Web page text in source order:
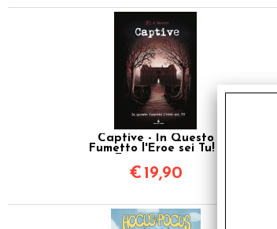
Captive - In Questo
Fumetto l'Eroe sei Tu! -
€ 19,90